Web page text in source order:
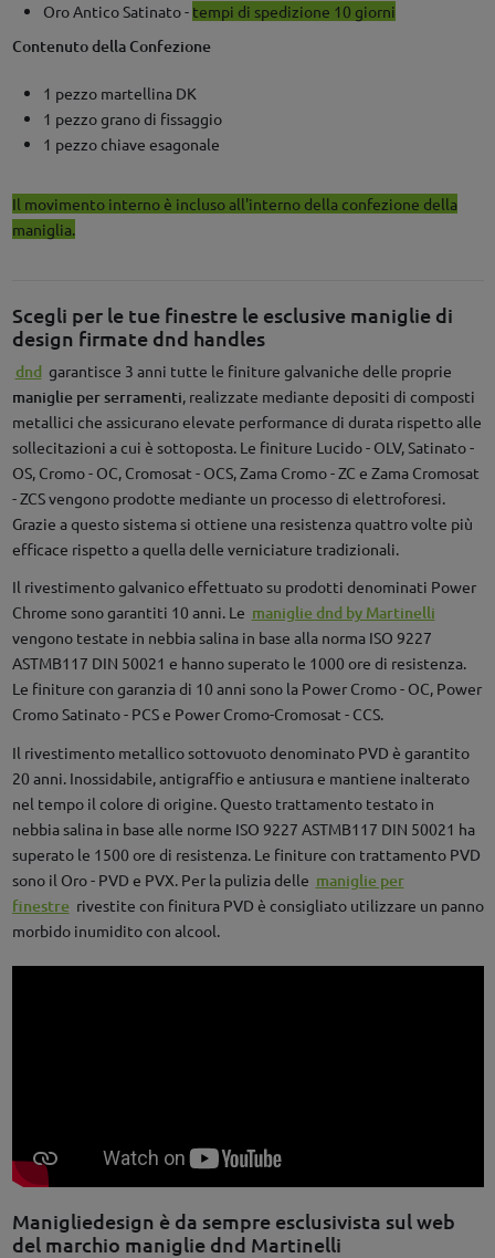
Oro Antico Satinato - tempi di spedizione 10 giorni
Contenuto della Confezione
1 pezzo martellina DK
1 pezzo grano di fissaggio
1 pezzo chiave esagonale
Il movimento interno è incluso all'interno della confezione della
maniglia.
Scegli per le tue finestre le esclusive maniglie di
design firmate dnd handles
dnd garantisce 3 anni tutte le finiture galvaniche delle proprie
maniglie per serramenti, realizzate mediante depositi di composti
metallici che assicurano elevate performance di durata rispetto alle
sollecitazioni a cui è sottoposta. Le finiture Lucido - OLV, Satinato -
OS, Cromo - OC, Cromosat - OCS, Zama Cromo - ZC e Zama Cromosat
- ZCS vengono prodotte mediante un processo di elettroforesi.
Grazie a questo sistema si ottiene una resistenza quattro volte più
efficace rispetto a quella delle verniciature tradizionali.
Il rivestimento galvanico effettuato su prodotti denominati Power
Chrome sono garantiti 10 anni. Le maniglie dnd by Martinelli
vengono testate in nebbia salina in base alla norma ISO 9227
ASTMB117 DIN 50021 e hanno superato le 1000 ore di resistenza.
Le finiture con garanzia di 10 anni sono la Power Cromo - OC, Power
Cromo Satinato - PCS e Power Cromo-Cromosat - CCS.
Il rivestimento metallico sottovuoto denominato PVD è garantito
20 anni. Inossidabile, antigraffio e antiusura e mantiene inalterato
nel tempo il colore di origine. Questo trattamento testato in
nebbia salina in base alle norme ISO 9227 ASTMB117 DIN 50021 ha
superato le 1500 ore di resistenza. Le finiture con trattamento PVD
sono il Oro - PVD e PVX. Per la pulizia delle maniglie per
finestre rivestite con finitura PVD è consigliato utilizzare un panno
morbido inumidito con alcool.
Manigliedesign è da sempre esclusivista sul web
del marchio maniglie dnd Martinelli